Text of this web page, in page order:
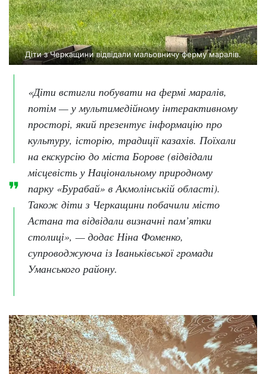
Діти з Черкащини відвідали мальовничу ферму маралів.
«Діти встигли побувати на фермі маралів,
потім — у мультимедійному інтерактивному
просторі, який презентує інформацію про
культуру, історію, традиції казахів. Поїхали
на екскурсію до міста Борове (відвідали
місцевість у Національному природному
парку «Бурабай» в Акмолінській області).
Також діти з Черкащини побачили місто
Астана та відвідали визначні пам’ятки
столиці», — додає Ніна Фоменко,
супроводжуюча із Іваньківської громади
Уманського району.